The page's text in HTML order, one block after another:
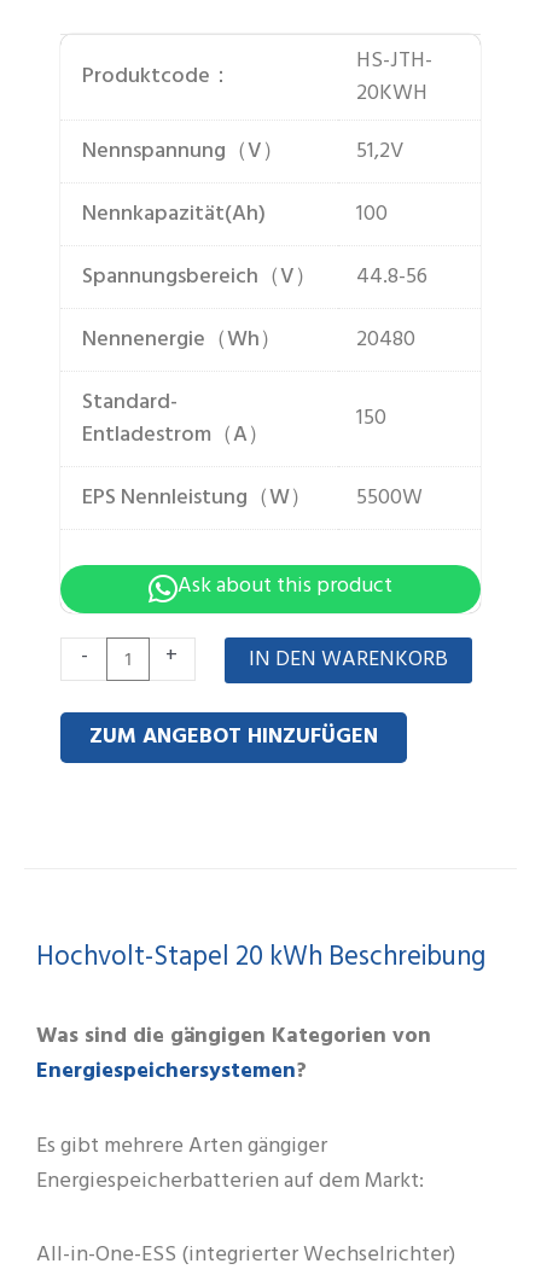
Produktcode：
HS-JTH-
20KWH
Nennspannung（V）
51,2V
Nennkapazität(Ah)
100
Spannungsbereich（V）
44.8-56
Nennenergie（Wh）
20480
Standard-
Entladestrom（A）
150
EPS Nennleistung（W） 5500W
Ask about this product
-
High-
Volt
stacked
20KWH
+ IN DEN WARENKORB
ZUM ANGEBOT HINZUFÜGEN
Hochvolt-Stapel 20 kWh Beschreibung
Was sind die gängigen Kategorien von
Energiespeichersystemen?
Es gibt mehrere Arten gängiger
Energiespeicherbatterien auf dem Markt:
All-in-One-ESS (integrierter Wechselrichter)